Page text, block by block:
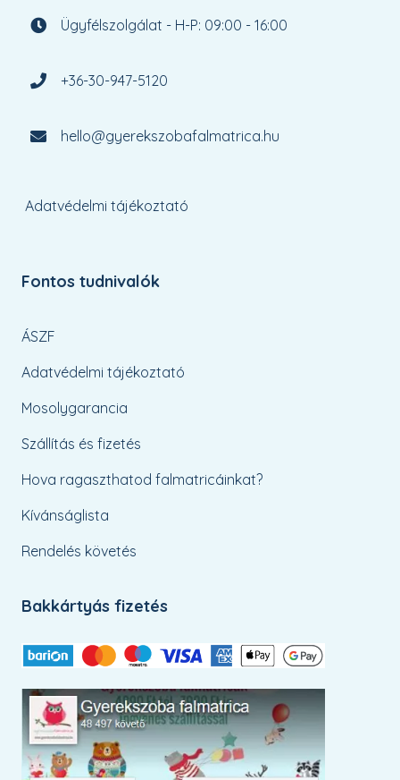
Ügyfélszolgálat - H-P: 09:00 - 16:00
+36-30-947-5120
hello@gyerekszobafalmatrica.hu
Adatvédelmi tájékoztató
Fontos tudnivalók
ÁSZF
Adatvédelmi tájékoztató
Mosolygarancia
Szállítás és fizetés
Hova ragaszthatod falmatricáinkat?
Kívánságlista
Rendelés követés
Bakkártyás fizetés